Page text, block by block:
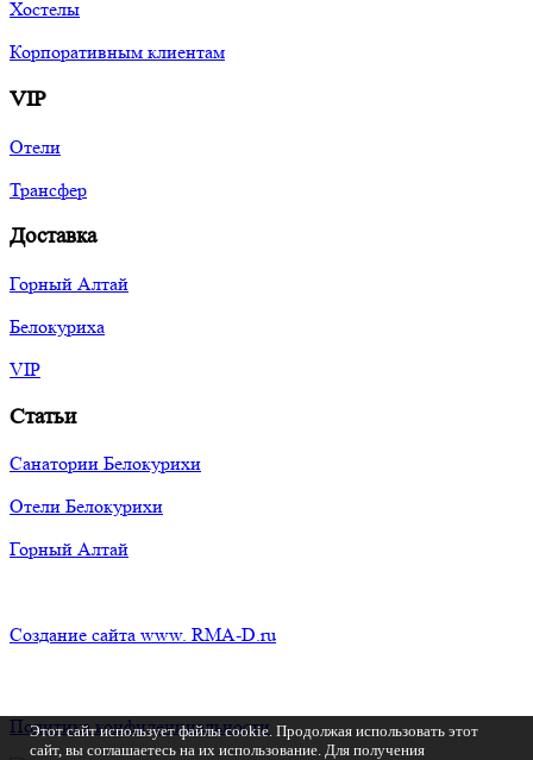
Хостелы
Корпоративным клиентам
VIP
Отели
Трансфер
Доставка
Горный Алтай
Белокуриха
VIP
Статьи
Санатории Белокурихи
Отели Белокурихи
Горный Алтай
Создание сайта www. RMA-D.ru
Политика конфиденциальности
Этот сайт использует файлы cookie. Продолжая использовать этот
сайт, вы соглашаетесь на их использование. Для получения